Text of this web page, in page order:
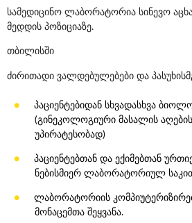
სამედიცინო ლაბორატორია სინევო
მედდის პოზიციაზე.
თბილისში
ძირითადი ვალდებულებები და
პაციენტებიდან სხვადასხვა
(გინეკოლოგიური მასალის
უპირატესობად)
პაციენტებთან და ექიმებთან
ნებისმიერ ლაბორატორიულ
ლაბორატორიის
მონაცემთა შეყვანა.